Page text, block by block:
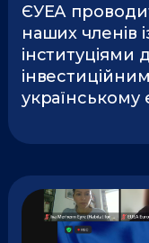
ЄУЕА
наших членів
інституціями
українському